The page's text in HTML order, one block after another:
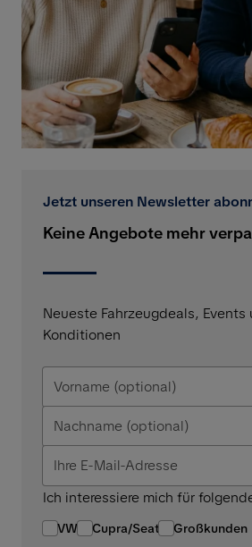
Jetzt unseren Newsletter
Keine Angebote mehr
Neueste Fahrzeugdeals,
Konditionen
Ich interessiere mich für
VW Cupra/Seat Großkunden